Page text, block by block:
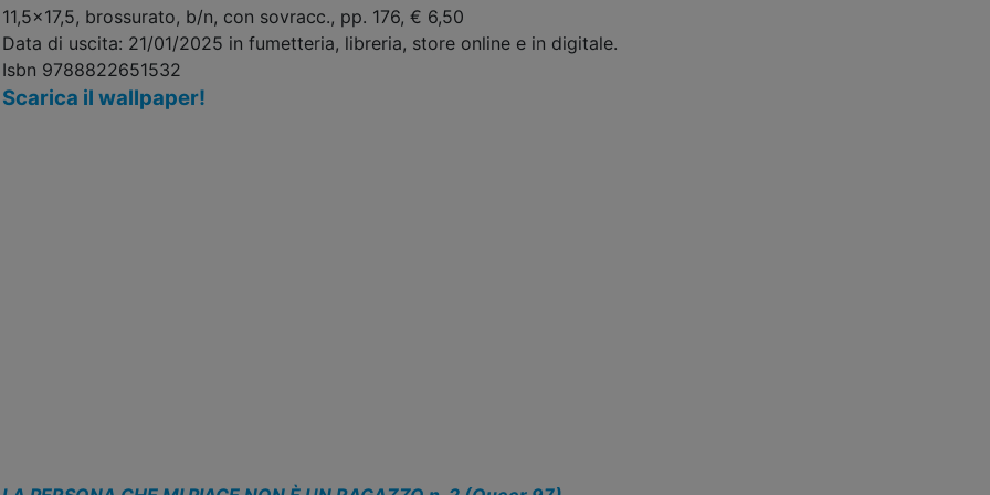
11,5x17,5, brossurato, b/n, con sovracc., pp. 176, € 6,50
Data di uscita: 21/01/2025 in fumetteria, libreria, store online e in digitale.
Isbn 9788822651532
Scarica il wallpaper!